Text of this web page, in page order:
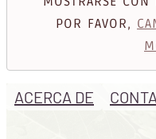
POR FAVOR,
ACERCA DE